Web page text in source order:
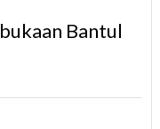
Bantul